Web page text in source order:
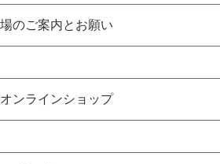
のご案内とお願い
ンラインショップ